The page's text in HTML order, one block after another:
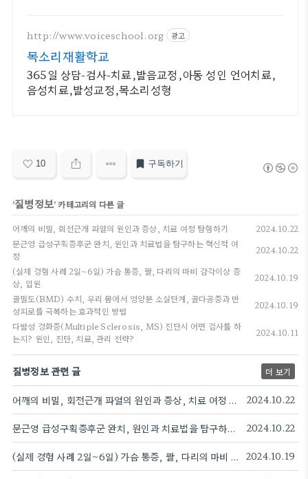
http://www.voiceschool.org 광고
목소리재활학교
365일 상담-검사-치료,발음교정,아동 성인 언어치료,
음성치료,발성교정,목소리성형
10 구독하기
'질병정보' 카테고리의 다른 글
어깨의 비밀, 회전근개 파열의 원인과 증상, 치료 여정 탐험하기 2024.10.22
문근영 급성구획증후군 완치, 원인과 치료법을 탐구하는 혁신적 여
정
2024.10.22
(실제 경험 사례 2일~6일) 가슴 통증, 팔, 다리의 마비 감각이상 증
상, 입원
2024.10.19
골밀도(BMD) 수치, 우리 몸에서 영양분 소실단계, 골다공증과 만
성피로를 극복하는 효과적인 방법
2024.10.19
다발성 경화증(Multiple Sclerosis, MS) 진단시 어떤 검사를 하
는지? 원인, 진단, 치료, 관리 전략?
2024.10.11
질병정보 관련 글 더 보기
어깨의 비밀, 회전근개 파열의 원인과 증상, 치료 여정 탐험하기 2024.10.22
문근영 급성구획증후군 완치, 원인과 치료법을 탐구하는 혁신적 여정 2024.10.22
(실제 경험 사례 2일~6일) 가슴 통증, 팔, 다리의 마비 감각이상 증상, 입원 2024.10.19